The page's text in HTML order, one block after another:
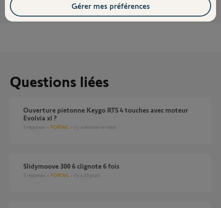
Questions liées
Ouverture pietonne Keygo RTS 4 touches avec moteur
Evolvia xl ?
3 réponses PORTAIL il y a environ un mois
slidymoove 300 6 clignote 6 fois
3 réponses PORTAIL il y a 19 jours
Gérer mes préférences